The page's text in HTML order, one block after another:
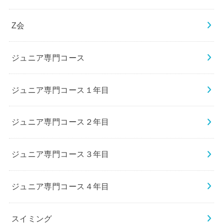
Z会
ジュニア専門コース
ジュニア専門コース１年目
ジュニア専門コース２年目
ジュニア専門コース３年目
ジュニア専門コース４年目
スイミング